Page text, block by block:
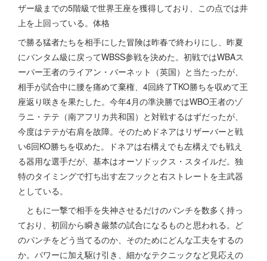
ザー級までの5階級で世界王座を獲得しており、この点では井
上を上回っている。体格
で勝る猛者たちを相手にした冒険は昨春で終わりにし、昨夏
にバンタム級に戻ってWBSS参戦を決めた。初戦ではWBAス
ーパー王者のライアン・バーネット（英国）と当たったが、
相手が試合中に腰を痛めて棄権、4回終了TKO勝ちを収めて王
座返り咲きを果たした。今年4月の準決勝ではWBO王者のゾ
ラニ・テテ（南アフリカ共和国）と対戦するはずだったが、
今度はテテが右肩を故障。そのためドネアはリザーバーと戦
い6回KO勝ちを収めた。ドネアは右構えでも左構えでも戦え
る器用な選手だが、基本はオーソドックス・スタイルだ。独
特のタイミングで打ち出す左フックと右ストレートを主武器
としている。
ともに一撃で相手を失神させるだけのパンチを数多く持っ
ており、初回から瞬き厳禁の試合になるものと思われる。ど
のパンチをどう当てるのか、そのためにどんな工夫をするの
か。パワーに加え駆け引き、細かなテクニックなど見応えの